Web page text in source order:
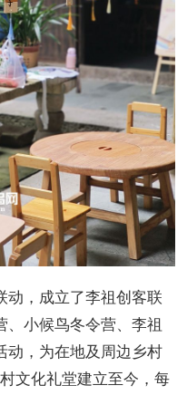
，成立了李祖创客联
、小候鸟冬令营、李祖
动，为在地及周边乡村
文化礼堂建立至今，每